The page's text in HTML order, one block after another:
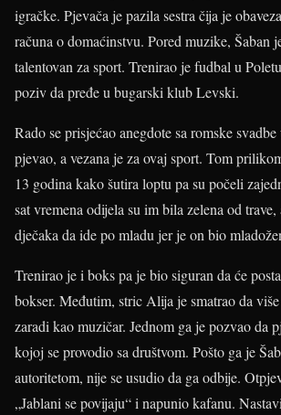
igračke. Pjevača je pazila sestra čija je
računa o domaćinstvu. Pored muzike, Šaban
talentovan za sport. Trenirao je fudbal u
poziv da pređe u bugarski klub Levski.
Rado se prisjećao anegdote sa romske
pjevao, a vezana je za ovaj sport. Tom
13 godina kako šutira loptu pa su počeli
sat vremena odijela su im bila zelena od
dječaka da ide po mladu jer je on bio
Trenirao je i boks pa je bio siguran da će
bokser. Međutim, stric Alija je smatrao da
zaradi kao muzičar. Jednom ga je pozvao da
kojoj se provodio sa društvom. Pošto ga je
autoritetom, nije se usudio da ga odbije.
„Jablani se povijaju“ i napunio kafanu.